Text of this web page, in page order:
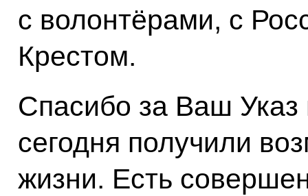
с волонтёрами, с
Крестом.
Спасибо за Ваш Указ
сегодня получили
жизни. Есть